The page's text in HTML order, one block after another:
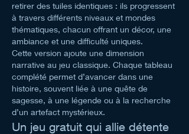
retirer des tuiles identiques : ils progressent
à travers différents niveaux et mondes
thématiques, chacun offrant un décor, une
ambiance et une difficulté uniques.
Cette version ajoute une dimension
narrative au jeu classique. Chaque tableau
complété permet d’avancer dans une
histoire, souvent liée à une quête de
sagesse, à une légende ou à la recherche
d’un artefact mystérieux.
Un jeu gratuit qui allie détente